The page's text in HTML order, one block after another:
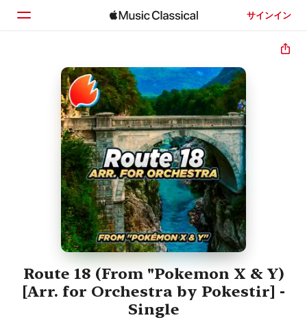
サインイン
ホーム
見つける
検索
Route 18 (From "Pokemon X & Y)
[Arr. for Orchestra by Pokestir] -
Single